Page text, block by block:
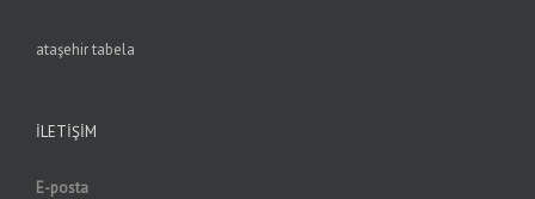
ataşehir tabela
İLETIŞIM
E-posta